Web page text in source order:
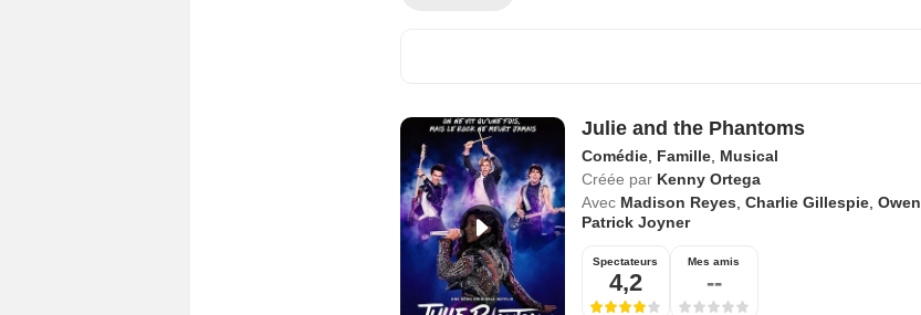
Julie and the Phantoms
Comédie, Famille, Musical
Créée par Kenny Ortega
Avec Madison Reyes Charlie Gillespie, Owen
Patrick Joyner
Spectateurs
4,2
Mes amis
--